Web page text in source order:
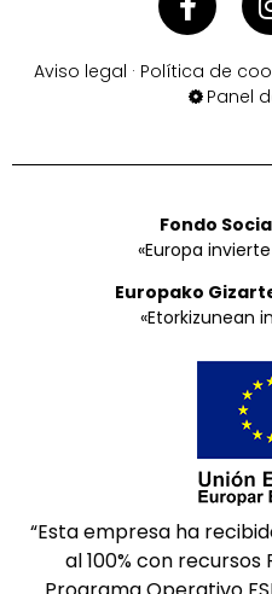
Aviso legal · Política de
Panel
Fondo
«Europa
Europako
«Etorkizunean
“Esta empresa ha
al 100% con recursos